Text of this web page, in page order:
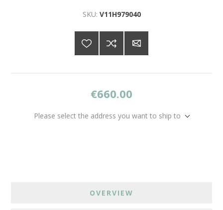
SKU: V11H979040
€660.00
Please select the address you want to ship to
OVERVIEW